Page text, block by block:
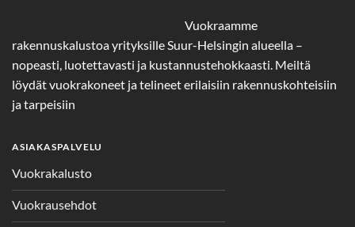
Vuokraamme
rakennuskalustoa yrityksille Suur-Helsingin alueella –
nopeasti, luotettavasti ja kustannustehokkaasti. Meiltä
löydät vuokrakoneet ja telineet erilaisiin rakennuskohteisiin
ja tarpeisiin
ASIAKASPALVELU
Vuokrakalusto
Vuokrausehdot